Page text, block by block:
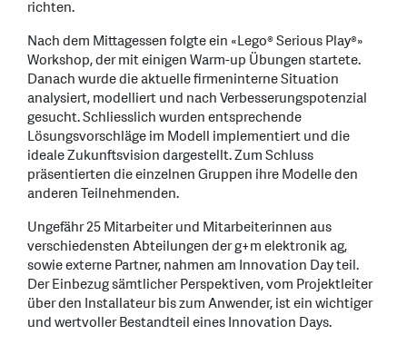
richten.
Nach dem Mittagessen folgte ein «Lego® Serious Play®»
Workshop, der mit einigen Warm-up Übungen startete.
Danach wurde die aktuelle firmeninterne Situation
analysiert, modelliert und nach Verbesserungspotenzial
gesucht. Schliesslich wurden entsprechende
Lösungsvorschläge im Modell implementiert und die
ideale Zukunftsvision dargestellt. Zum Schluss
präsentierten die einzelnen Gruppen ihre Modelle den
anderen Teilnehmenden.
Ungefähr 25 Mitarbeiter und Mitarbeiterinnen aus
verschiedensten Abteilungen der g+m elektronik ag,
sowie externe Partner, nahmen am Innovation Day teil.
Der Einbezug sämtlicher Perspektiven, vom Projektleiter
über den Installateur bis zum Anwender, ist ein wichtiger
und wertvoller Bestandteil eines Innovation Days.